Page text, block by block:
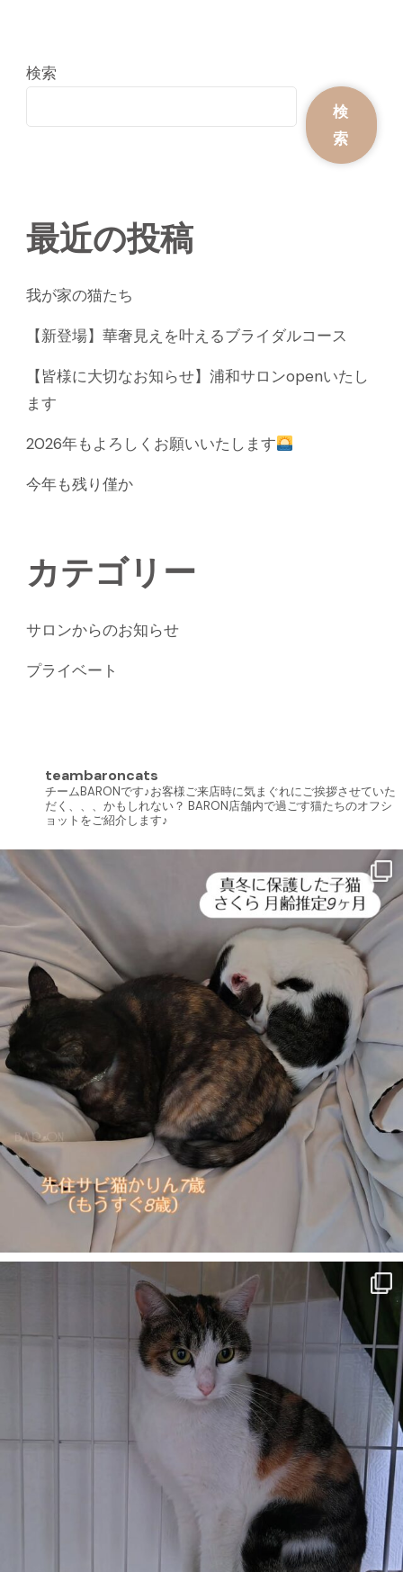
検索
検
索
最近の投稿
我が家の猫たち
【新登場】華奢見えを叶えるブライダルコース
【皆様に大切なお知らせ】浦和サロンopenいたし
ます
2026年もよろしくお願いいたします
今年も残り僅か
カテゴリー
サロンからのお知らせ
プライベート
teambaroncats
チームBARONです♪お客様ご来店時に気まぐれにご挨拶させていた
だく、、、かもしれない？ BARON店舗内で過ごす猫たちのオフシ
ョットをご紹介します♪